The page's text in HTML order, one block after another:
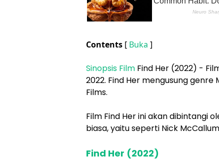
Contents [ Buka ]
Sinopsis Film Find Her (2022) -
2022. Find Her mengusung
Films.
Film Find Her ini akan dibintangi
biasa, yaitu seperti Nick
Find Her (2022)